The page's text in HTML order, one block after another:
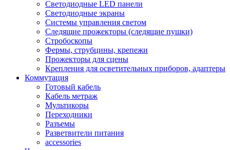
Светодиодные LED панели
Светодиодные экраны
Системы управления светом
Следящие прожекторы (следящие пушки)
Стробоскопы
Фермы, струбцины, крепежи
Прожекторы для сцены
Крепления для осветительных приборов, адаптеры
Коммутация
Готовый кабель
Кабель метраж
Мультикоры
Переходники
Разъемы
Разветвители питания
accessories